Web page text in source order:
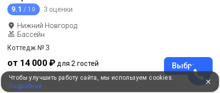
9.1 / 10 3 оценки
Нижний Новгород
Бассейн
Коттедж № 3
от 14 000 ₽ для 2 гостей Выбрать
Чтобы улучшить работу сайта, мы используем cookies.
Подробнее